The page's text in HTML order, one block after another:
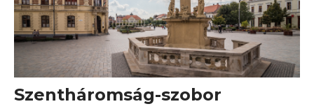
Szentháromság-szobor